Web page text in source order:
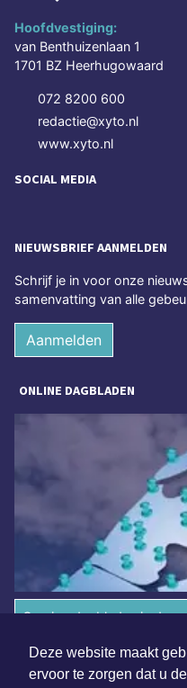
Deze website maakt
ervoor te zorgen dat u
Hoofdvestiging:
van Benthuizenlaan 1
1701 BZ Heerhugowaard
072 8200 600
redactie@xyto.nl
www.xyto.nl
SOCIAL MEDIA
NIEUWSBRIEF AANMELDEN
Schrijf je in voor onze
samenvatting van alle
Aanmelden
ONLINE DAGBLADEN
Overige dagbladen in de
Algemene voorwaarden